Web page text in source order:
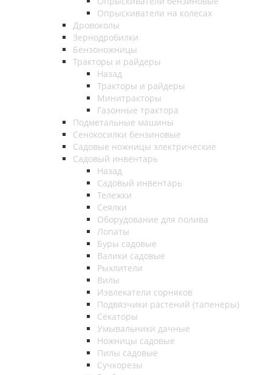
Опрыскиватели на колесах
Дровоколы
Зернодробилки
Бензоножницы
Тракторы и райдеры
Назад
Тракторы и райдеры
Минитракторы
Газонные трактора
Подметальные машины
Сенокосилки бензиновые
Садовые ножницы электрические
Садовый инвентарь
Назад
Садовый инвентарь
Тележки
Сеялки
Оборудование для полива
Лопаты
Буры садовые
Валики садовые
Рыхлители
Вилы
Извлекатели сорняков
Подвязчики растений (тапенеры)
Секаторы
Умывальники дачные
Ножницы садовые
Пилы садовые
Сучкорезы